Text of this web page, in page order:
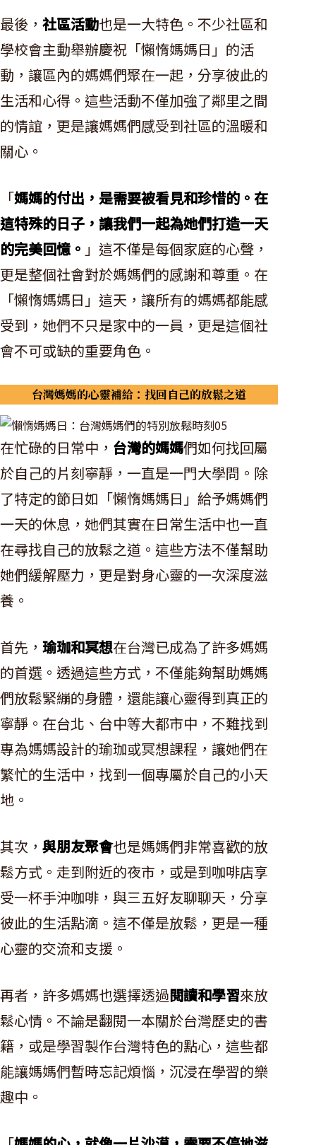
最後， 社區活動也是一大特色。不少社區和
學校會主動舉辦慶祝「懶惰媽媽日」的活
動，讓區內的媽媽們聚在一起，分享彼此的
生活和心得。這些活動不僅加強了鄰里之間
的情誼，更是讓媽媽們感受到社區的溫暖和
關心。
「媽媽的付出，是需要被看見和珍惜的。在
這特殊的日子，讓我們一起為她們打造一天
的完美回憶。 」這不僅是每個家庭的心聲，
更是整個社會對於媽媽們的感謝和尊重。在
「懶惰媽媽日」這天，讓所有的媽媽都能感
受到，她們不只是家中的一員，更是這個社
會不可或缺的重要角色。
台灣媽媽的心靈補給：找回自己的放鬆之道
在忙碌的日常中， 台灣的媽媽們如何找回屬
於自己的片刻寧靜，一直是一門大學問。除
了特定的節日如「懶惰媽媽日」給予媽媽們
一天的休息，她們其實在日常生活中也一直
在尋找自己的放鬆之道。這些方法不僅幫助
她們緩解壓力，更是對身心靈的一次深度滋
養。
首先， 瑜珈和冥想在台灣已成為了許多媽媽
的首選。透過這些方式，不僅能夠幫助媽媽
們放鬆緊繃的身體，還能讓心靈得到真正的
寧靜。在台北、台中等大都市中，不難找到
專為媽媽設計的瑜珈或冥想課程，讓她們在
繁忙的生活中，找到一個專屬於自己的小天
地。
其次， 與朋友聚會也是媽媽們非常喜歡的放
鬆方式。走到附近的夜市，或是到咖啡店享
受一杯手沖咖啡，與三五好友聊聊天，分享
彼此的生活點滴。這不僅是放鬆，更是一種
心靈的交流和支援。
再者，許多媽媽也選擇透過閱讀和學習來放
鬆心情。不論是翻閱一本關於台灣歷史的書
籍，或是學習製作台灣特色的點心，這些都
能讓媽媽們暫時忘記煩惱，沉浸在學習的樂
趣中。